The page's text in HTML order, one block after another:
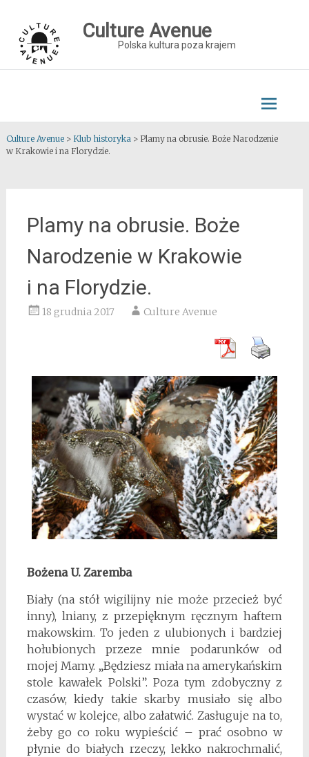
content
Culture Avenue
Polska kultura poza krajem
Culture Avenue> Klub historyka> Plamy na obrusie. Boże Narodzenie
w Krakowie i na Florydzie.
Plamy na obrusie. Boże
Narodzenie w Krakowie
i na Florydzie.
18 grudnia 2017 Culture Avenue
Bożena U. Zaremba
Biały (na stół wigilijny nie może przecież być
inny), lniany, z przepięknym ręcznym haftem
makowskim. To jeden z ulubionych i bardziej
hołubionych przeze mnie podarunków od
mojej Mamy. „Będziesz miała na amerykańskim
stole kawałek Polski”. Poza tym zdobyczny z
czasów, kiedy takie skarby musiało się albo
wystać w kolejce, albo załatwić. Zasługuje na to,
żeby go co roku wypieścić – prać osobno w
płynie do białych rzeczy, lekko nakrochmalić,